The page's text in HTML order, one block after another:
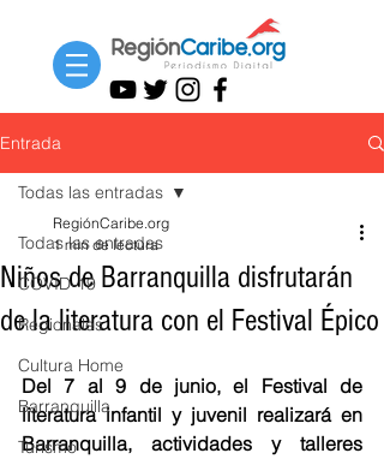
Entrada
Todas las entradas
COVID-19
Regionales
Cultura Home
Barranquilla
Turismo
Todas las entradas
Niños de Barranquilla disfrutarán
de la literatura con el Festival Épico
RegiónCaribe.org
1 min de lectura
Del 7 al 9 de junio, el Festival de
literatura infantil y juvenil realizará en
Barranquilla, actividades y talleres